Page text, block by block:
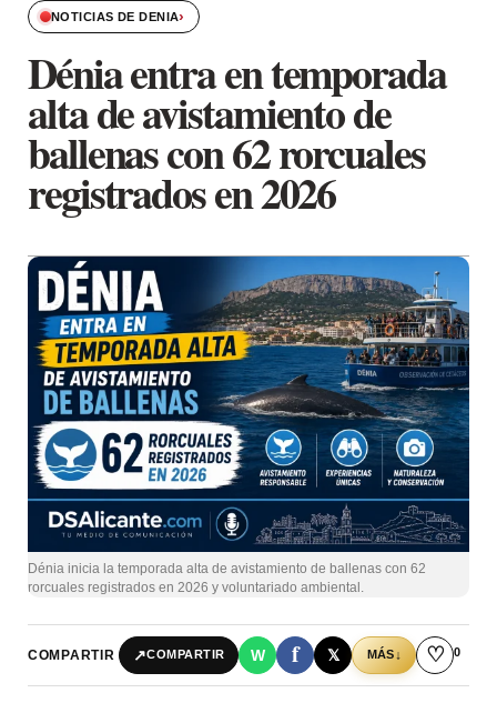
NOTICIAS DE DENIA›
Dénia entra en temporada
alta de avistamiento de
ballenas con 62 rorcuales
registrados en 2026
Dénia inicia la temporada alta de avistamiento de ballenas con 62
rorcuales registrados en 2026 y voluntariado ambiental.
COMPARTIR ↗COMPARTIR W f 𝕏 MÁS↓ ♡ 0